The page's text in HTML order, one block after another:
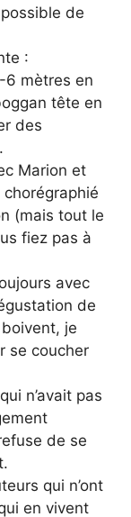
de
:
6 mètres en
tête en
des
Marion et
(mais tout le
fiez pas à
avec
de
je
se coucher
n’avait pas
de se
qui n’ont
en vivent